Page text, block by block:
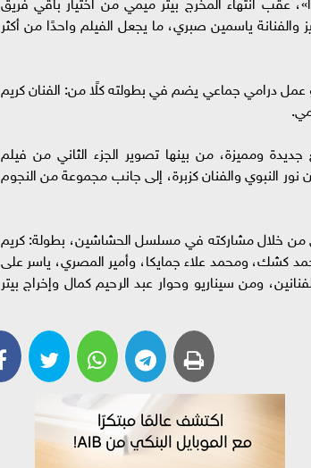
ياسمين صبري، ما يجعل الفيلم واحدًا من أكثر
درامي جماعي يضم في بطولته كلًا من: الفنان كريم
ومميزة، من بينها تصوير الجزء الثاني من فيلم
نور النبوي والفنان كزبرة، إلى جانب مجموعة من النجوم
من خلال مشاركته في مسلسل الحشاشين، بطولة: كريم
كشك، ومحمد علاء جمايكا، وأمير المصري، ياسر على
ومن سيناريو وحوار عبد الرحيم كمال وإخراج بيتر